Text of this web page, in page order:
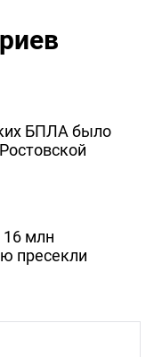
БПЛА было
млн
пресекли